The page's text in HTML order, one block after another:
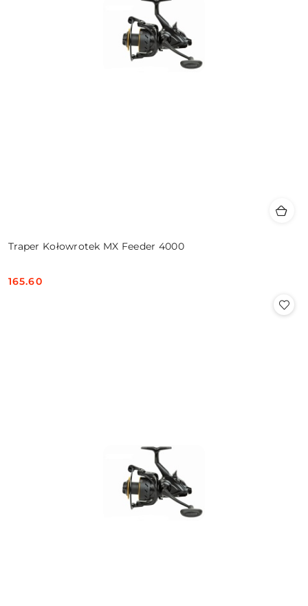
Traper Kołowrotek MX Feeder 4000
Cena:
165.60